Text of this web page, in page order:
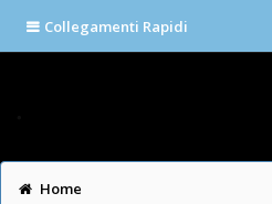
Collegamenti Rapidi
Home